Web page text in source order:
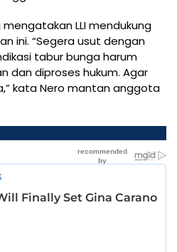
LLI mendukung
ini. “Segera usut dengan
tabur bunga harum
dan diproses hukum. Agar
kata Nero mantan anggota